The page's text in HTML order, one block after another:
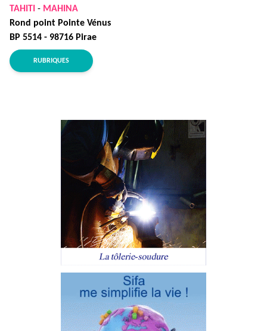
TAHITI - MAHINA
Rond point Pointe Vénus
BP 5514 - 98716 Pirae
RUBRIQUES